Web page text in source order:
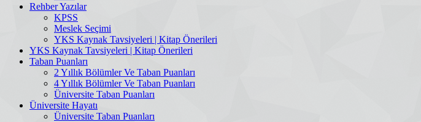
Rehber Yazılar
KPSS
Meslek Seçimi
YKS Kaynak Tavsiyeleri | Kitap Önerileri
YKS Kaynak Tavsiyeleri | Kitap Önerileri
Taban Puanları
2 Yıllık Bölümler Ve Taban Puanları
4 Yıllık Bölümler Ve Taban Puanları
Üniversite Taban Puanları
Üniversite Hayatı
Üniversite Taban Puanları